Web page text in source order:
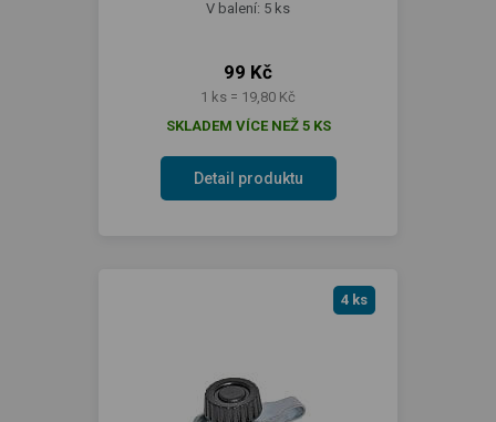
V balení: 5 ks
99 Kč
1 ks = 19,80 Kč
SKLADEM VÍCE NEŽ 5 KS
Detail produktu
4 ks